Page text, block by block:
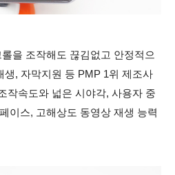
을 조작해도 끊김없고 안정적으
생, 자막지원 등 PMP 1위 제조사
작속도와 넓은 시야각, 사용자 중
이스, 고해상도 동영상 재생 능력